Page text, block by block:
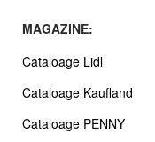
MAGAZINE:
Cataloage Lidl
Cataloage Kaufland
Cataloage PENNY